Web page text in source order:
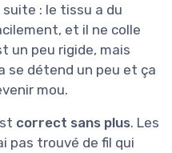
: le tissu a du
et il ne colle
un peu rigide, mais
se détend un peu et ça
mou.
correct sans plus. Les
pas trouvé de fil qui